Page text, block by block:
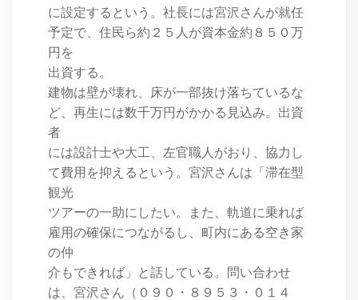
に設定するという。社長には宮沢さんが就任
予定で、住民ら約２５人が資本金約８５０万
円を
出資する。
建物は壁が壊れ、床が一部抜け落ちているな
ど、再生には数千万円がかかる見込み。出資
者
には設計士や大工、左官職人がおり、協力し
て費用を抑えるという。宮沢さんは「滞在型
観光
ツアーの一助にしたい。また、軌道に乗れば
雇用の確保につながるし、町内にある空き家
の仲
介もできれば」と話している。問い合わせ
は、宮沢さん（０９０・８９５３・０１４